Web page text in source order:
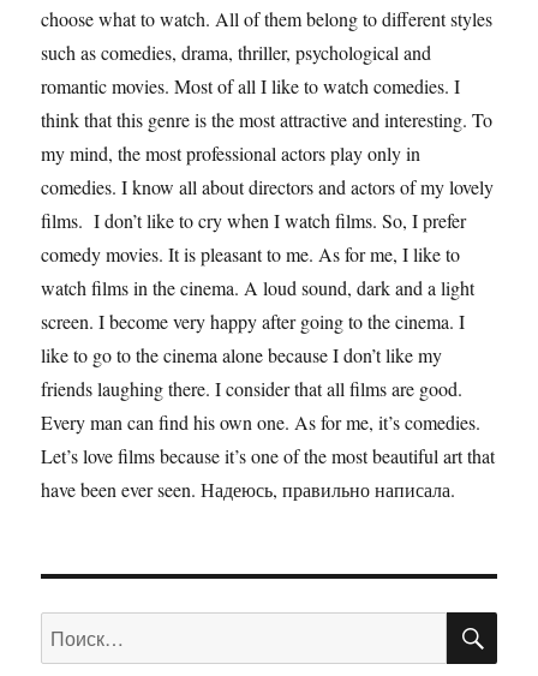
choose what to watch. All of them belong to different styles
such as comedies, drama, thriller, psychological and
romantic movies. Most of all I like to watch comedies. I
think that this genre is the most attractive and interesting. To
my mind, the most professional actors play only in
comedies. I know all about directors and actors of my lovely
films. I don’t like to cry when I watch films. So, I prefer
comedy movies. It is pleasant to me. As for me, I like to
watch films in the cinema. A loud sound, dark and a light
screen. I become very happy after going to the cinema. I
like to go to the cinema alone because I don’t like my
friends laughing there. I consider that all films are good.
Every man can find his own one. As for me, it’s comedies.
Let’s love films because it’s one of the most beautiful art that
have been ever seen. Надеюсь, правильно написала.
Искать: